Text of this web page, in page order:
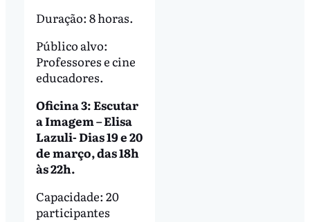
Duração: 8 horas.
Público alvo:
Professores e cine
educadores.
Oficina 3: Escutar
a Imagem – Elisa
Lazuli- Dias 19 e 20
de março, das 18h
às 22h.
Capacidade: 20
participantes